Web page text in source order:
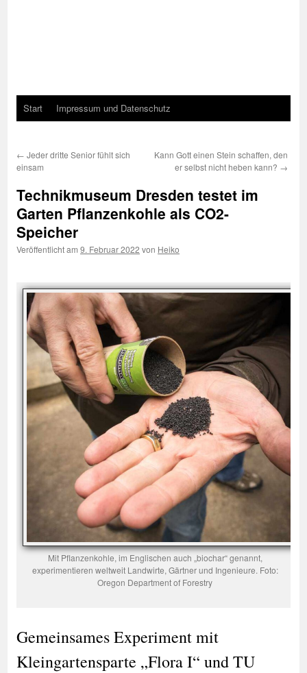
Start Impressum und Datenschutz
← Jeder dritte Senior fühlt sich
einsam
Kann Gott einen Stein schaffen, den
er selbst nicht heben kann? →
Technikmuseum Dresden testet im
Garten Pflanzenkohle als CO2-
Speicher
Veröffentlicht am 9. Februar 2022 von Heiko
Mit Pflanzenkohle, im Englischen auch „biochar“ genannt,
experimentieren weltweit Landwirte, Gärtner und Ingenieure. Foto:
Oregon Department of Forestry
Gemeinsames Experiment mit
Kleingartensparte „Flora I“ und TU